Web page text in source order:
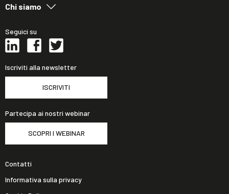
Chi siamo
Seguici su
Iscriviti alla newsletter
ISCRIVITI
Partecipa ai nostri webinar
SCOPRI I WEBINAR
Contatti
Informativa sulla privacy